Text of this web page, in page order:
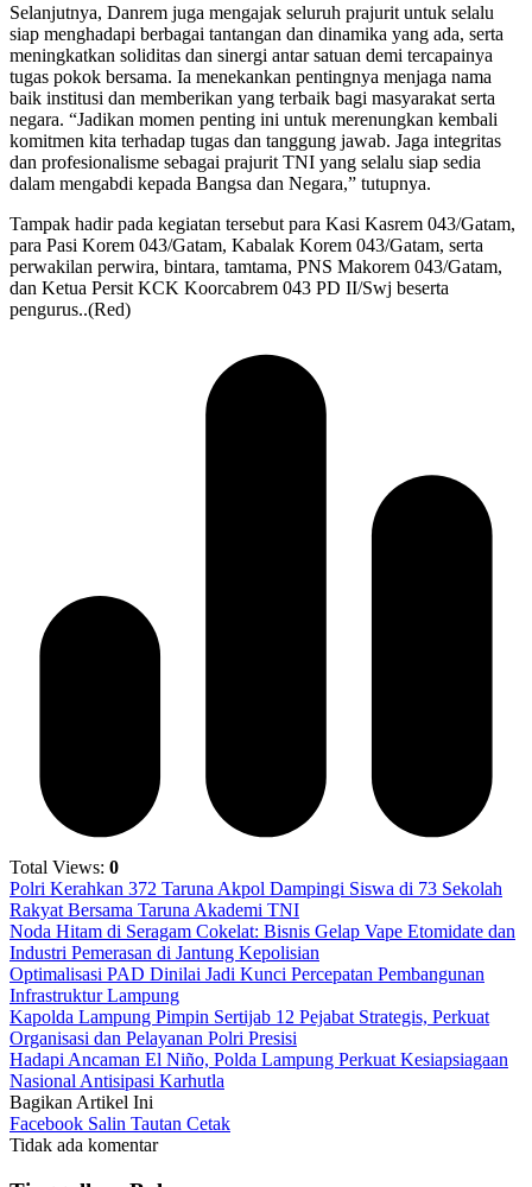
Selanjutnya, Danrem juga mengajak seluruh prajurit untuk selalu
siap menghadapi berbagai tantangan dan dinamika yang ada, serta
meningkatkan soliditas dan sinergi antar satuan demi tercapainya
tugas pokok bersama. Ia menekankan pentingnya menjaga nama
baik institusi dan memberikan yang terbaik bagi masyarakat serta
negara. “Jadikan momen penting ini untuk merenungkan kembali
komitmen kita terhadap tugas dan tanggung jawab. Jaga integritas
dan profesionalisme sebagai prajurit TNI yang selalu siap sedia
dalam mengabdi kepada Bangsa dan Negara,” tutupnya.
Tampak hadir pada kegiatan tersebut para Kasi Kasrem 043/Gatam,
para Pasi Korem 043/Gatam, Kabalak Korem 043/Gatam, serta
perwakilan perwira, bintara, tamtama, PNS Makorem 043/Gatam,
dan Ketua Persit KCK Koorcabrem 043 PD II/Swj beserta
pengurus..(Red)
Total Views: 0
Polri Kerahkan 372 Taruna Akpol Dampingi Siswa di 73 Sekolah
Rakyat Bersama Taruna Akademi TNI
Noda Hitam di Seragam Cokelat: Bisnis Gelap Vape Etomidate dan
Industri Pemerasan di Jantung Kepolisian
Optimalisasi PAD Dinilai Jadi Kunci Percepatan Pembangunan
Infrastruktur Lampung
Kapolda Lampung Pimpin Sertijab 12 Pejabat Strategis, Perkuat
Organisasi dan Pelayanan Polri Presisi
Hadapi Ancaman El Niño, Polda Lampung Perkuat Kesiapsiagaan
Nasional Antisipasi Karhutla
Bagikan Artikel Ini
Facebook Salin Tautan Cetak
Tidak ada komentar